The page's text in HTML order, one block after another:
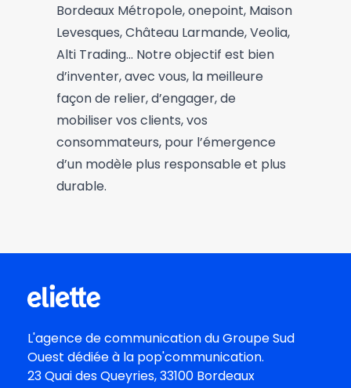
Bordeaux Métropole, onepoint, Maison
Levesques, Château Larmande, Veolia,
Alti Trading... Notre objectif est bien
d’inventer, avec vous, la meilleure
façon de relier, d’engager, de
mobiliser vos clients, vos
consommateurs, pour l’émergence
d’un modèle plus responsable et plus
durable.
L'agence de communication duGroupe Sud
Ouest dédiée à la pop'communication.
23 Quai des Queyries, 33100 Bordeaux